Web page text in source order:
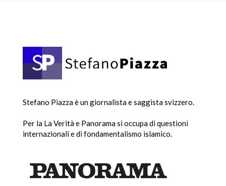
Stefano Piazza è un giornalista e saggista svizzero.
Per la La Verità e Panorama si occupa di questioni
internazionali e di fondamentalismo islamico.